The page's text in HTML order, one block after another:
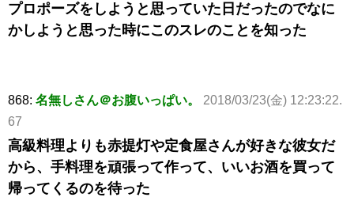
プロポーズをしようと思っていた日だったのでなに
かしようと思った時にこのスレのことを知った
868: 名無しさん＠お腹いっぱい。
2018/03/23(金) 12:23:22.
67
高級料理よりも赤提灯や定食屋さんが好きな彼女だ
から、手料理を頑張って作って、いいお酒を買って
帰ってくるのを待った